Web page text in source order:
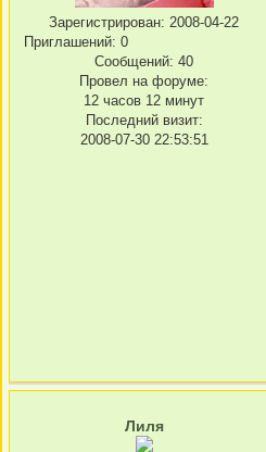
Зарегистрирован: 2008-04-22
Приглашений: 0
Сообщений: 40
Провел на форуме:
12 часов 12 минут
Последний визит:
2008-07-30 22:53:51
Лиля